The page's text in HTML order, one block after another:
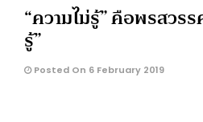
“ความไม่รู้” คือพรสวร
รู้”
Posted On 6 February 2019